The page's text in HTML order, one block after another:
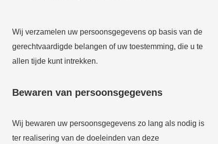
Wij verzamelen uw persoonsgegevens op basis van de
gerechtvaardigde belangen of uw toestemming, die u te
allen tijde kunt intrekken.
Bewaren van persoonsgegevens
Wij bewaren uw persoonsgegevens zo lang als nodig is
ter realisering van de doeleinden van deze